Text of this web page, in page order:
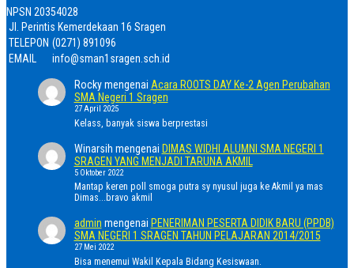
NPSN 20354028
Jl. Perintis Kemerdekaan 16 Sragen
TELEPON (0271) 891096
EMAIL
info@sman1sragen.sch.id
Rockymengenai Acara ROOTS DAY Ke-2 Agen Perubahan
SMA Negeri 1 Sragen
27 April 2025
Kelass, banyak siswa berprestasi
Winarsih mengenai DIMAS WIDHI ALUMNI SMA NEGERI 1
SRAGEN YANG MENJADI TARUNA AKMIL
5 Oktober 2022
Mantap keren poll smoga putra sy nyusul juga ke Akmil ya mas
Dimas...bravo akmil
admin mengenai PENERIMAN PESERTA DIDIK BARU (PPDB)
SMA NEGERI 1 SRAGEN TAHUN PELAJARAN 2014/2015
27 Mei 2022
Bisa menemui Wakil Kepala Bidang Kesiswaan.